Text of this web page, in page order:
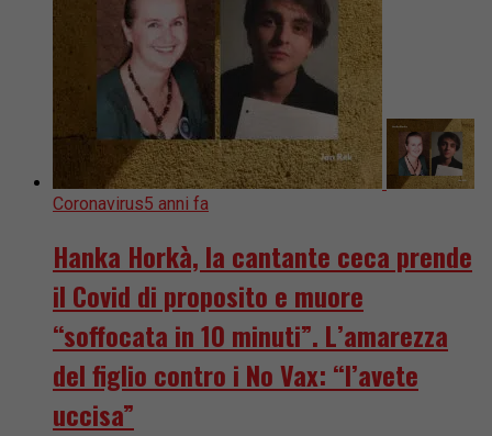
Coronavirus5 anni fa
Hanka Horkà, la cantante ceca prende
il Covid di proposito e muore
“soffocata in 10 minuti”. L’amarezza
del figlio contro i No Vax: “l’avete
uccisa”